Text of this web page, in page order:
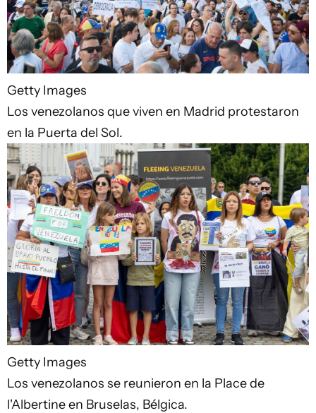
Getty Images
Los venezolanos que viven en Madrid protestaron
en la Puerta del Sol.
Getty Images
Los venezolanos se reunieron en la Place de
l'Albertine en Bruselas, Bélgica.